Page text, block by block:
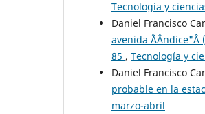
Tecnología y
Daniel Francisco
avenida Ã­Â­ndice"Â
85 , Tecnología y
Daniel Francisco
probable en la
marzo-abril